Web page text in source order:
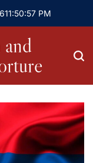
11:50:58 PM